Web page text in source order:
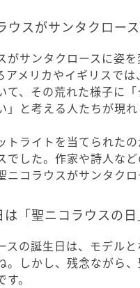
ウスがサンタクロー
がサンタクロースに姿
アメリカやイギリスで
て、その荒れた様子に
」と考える人たちが現れ
トライトを当てられた
でした。作家や詩人な
ニコラウスがサンタク
「聖ニコラウスの日
スの誕生日は、モデル
。しかし、残念ながら
。